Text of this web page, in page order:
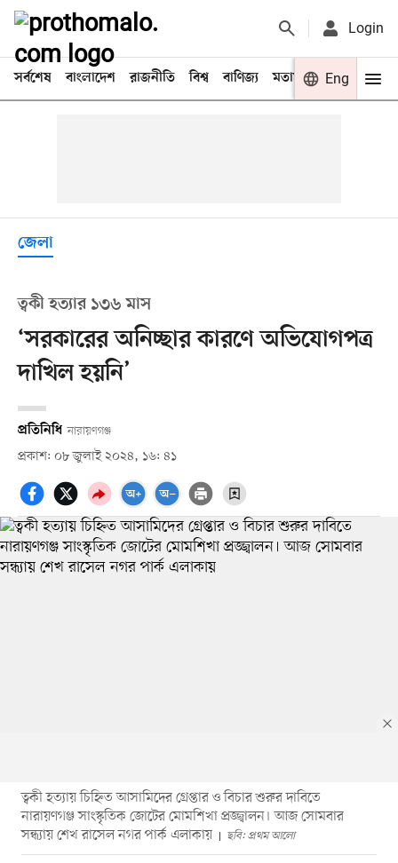
Login
সর্বশেষ বাংলাদেশ রাজনীতি বিশ্ব বাণিজ্য মতামত খেলা
Eng
জেলা
ত্বকী হত্যার ১৩৬ মাস
‘সরকারের অনিচ্ছার কারণে অভিযোগপত্র
দাখিল হয়নি’
প্রতিনিধি নারায়ণগঞ্জ
প্রকাশ: ০৮ জুলাই ২০২৪, ১৬: ৪১
ত্বকী হত্যায় চিহ্নিত আসামিদের গ্রেপ্তার ও বিচার শুরুর দাবিতে
নারায়ণগঞ্জ সাংস্কৃতিক জোটের মোমশিখা প্রজ্জ্বালন। আজ সোমবার
সন্ধ্যায় শেখ রাসেল নগর পার্ক এলাকায়
ছবি: প্রথম আলো